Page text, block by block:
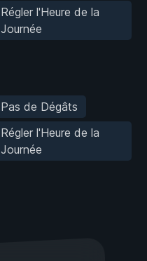
Régler l'Heure de la
Journée
Pas de Dégâts
Régler l'Heure de la
Journée